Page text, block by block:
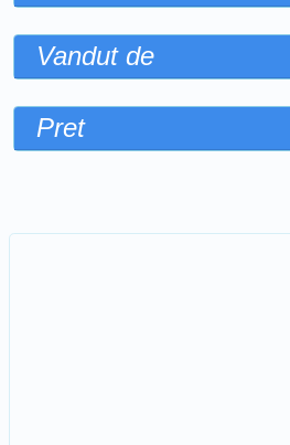
Vandut de
Pret